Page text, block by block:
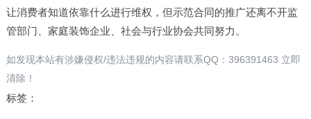
让消费者知道依靠什么进行维权，但示范合同的推广还离不开监
管部门、家庭装饰企业、社会与行业协会共同努力。
如发现本站有涉嫌侵权/违法违规的内容请联系QQ：396391463 立即
清除！
标签：